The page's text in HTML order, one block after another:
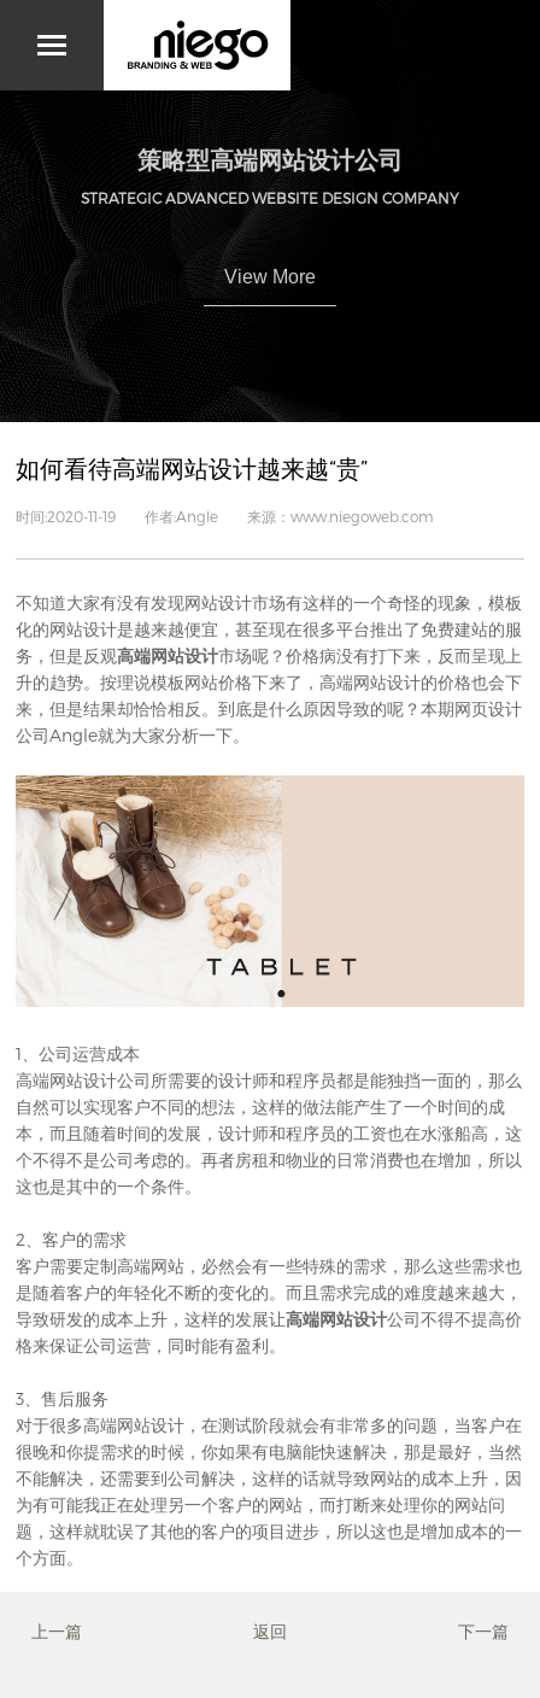
策略型高端网站设计公司
STRATEGIC ADVANCED WEBSITE DESIGN COMPANY
View More
如何看待高端网站设计越来越“贵”
时间:2020-11-19 作者:Angle 来源：www.niegoweb.com
不知道大家有没有发现网站设计市场有这样的一个奇怪的现象，模板
化的网站设计是越来越便宜，甚至现在很多平台推出了免费建站的服
务，但是反观高端网站设计市场呢？价格病没有打下来，反而呈现上
升的趋势。按理说模板网站价格下来了，高端网站设计的价格也会下
来，但是结果却恰恰相反。到底是什么原因导致的呢？本期网页设计
公司Angle就为大家分析一下。
1、公司运营成本
高端网站设计公司所需要的设计师和程序员都是能独挡一面的，那么
自然可以实现客户不同的想法，这样的做法能产生了一个时间的成
本，而且随着时间的发展，设计师和程序员的工资也在水涨船高，这
个不得不是公司考虑的。再者房租和物业的日常消费也在增加，所以
这也是其中的一个条件。
2、客户的需求
客户需要定制高端网站，必然会有一些特殊的需求，那么这些需求也
是随着客户的年轻化不断的变化的。而且需求完成的难度越来越大，
导致研发的成本上升，这样的发展让高端网站设计公司不得不提高价
格来保证公司运营，同时能有盈利。
3、售后服务
对于很多高端网站设计，在测试阶段就会有非常多的问题，当客户在
很晚和你提需求的时候，你如果有电脑能快速解决，那是最好，当然
不能解决，还需要到公司解决，这样的话就导致网站的成本上升，因
为有可能我正在处理另一个客户的网站，而打断来处理你的网站问
题，这样就耽误了其他的客户的项目进步，所以这也是增加成本的一
个方面。
上一篇 下一篇
返回